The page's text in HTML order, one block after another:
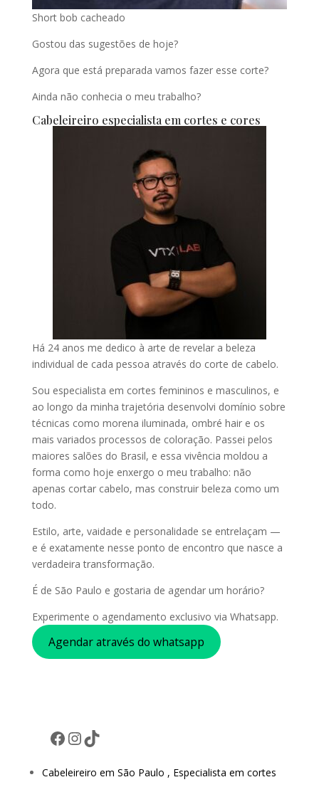
Short bob cacheado
Gostou das sugestões de hoje?
Agora que está preparada vamos fazer esse corte?
Ainda não conhecia o meu trabalho?
Cabeleireiro especialista em cortes e cores
Há 24 anos me dedico à arte de revelar a beleza
individual de cada pessoa através do corte de cabelo.
Sou especialista em cortes femininos e masculinos, e
ao longo da minha trajetória desenvolvi domínio sobre
técnicas como morena iluminada, ombré hair e os
mais variados processos de coloração. Passei pelos
maiores salões do Brasil, e essa vivência moldou a
forma como hoje enxergo o meu trabalho: não
apenas cortar cabelo, mas construir beleza como um
todo.
Estilo, arte, vaidade e personalidade se entrelaçam —
e é exatamente nesse ponto de encontro que nasce a
verdadeira transformação.
É de São Paulo e gostaria de agendar um horário?
Experimente o agendamento exclusivo via Whatsapp.
Agendar através do whatsapp
Facebook
Instagram
TikTok
Cabeleireiro em São Paulo , Especialista em cortes